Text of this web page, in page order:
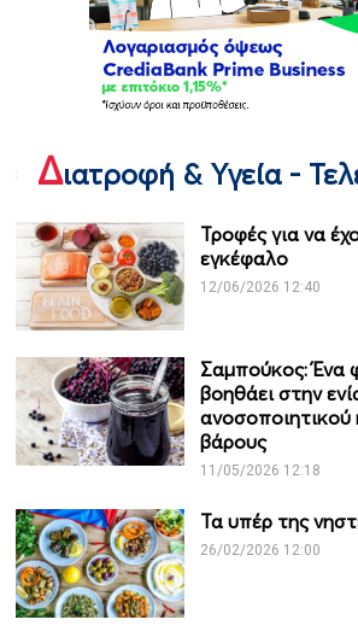
Διατροφή & Υγεία -
Τροφές για να
εγκέφαλο
12/06/2026 12:40
Σαμπούκος: Ένα
βοηθάει στην
ανοσοποιητικού
βάρους
11/05/2026 12:18
Τα υπέρ της
26/02/2026 12:00